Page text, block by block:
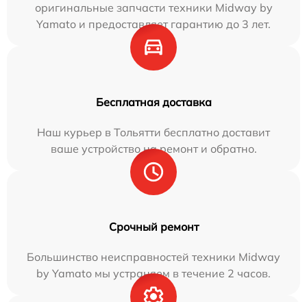
оригинальные запчасти техники Midway by
Yamato и предоставляет гарантию до 3 лет.
Бесплатная доставка
Наш курьер в Тольятти бесплатно доставит
ваше устройство на ремонт и обратно.
Срочный ремонт
Большинство неисправностей техники Midway
by Yamato мы устраняем в течение 2 часов.